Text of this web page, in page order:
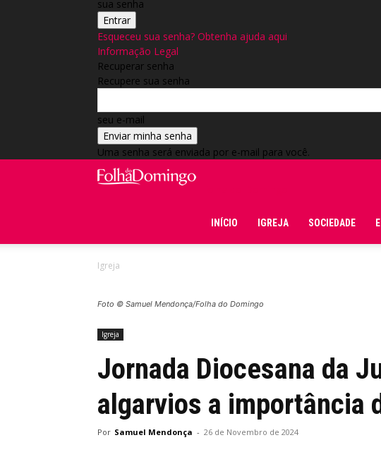
sua senha
Esqueceu sua senha? Obtenha ajuda aqui
Informação Legal
Recuperar senha
Recupere sua senha
seu e-mail
Uma senha será enviada por e-mail para você.
INÍCIO IGREJA SOCIEDADE
Igreja
Foto © Samuel Mendonça/Folha do Domingo
Igreja
Jornada Diocesana da
algarvios a importância
Por Samuel Mendonça - 26 de Novembro de 2024